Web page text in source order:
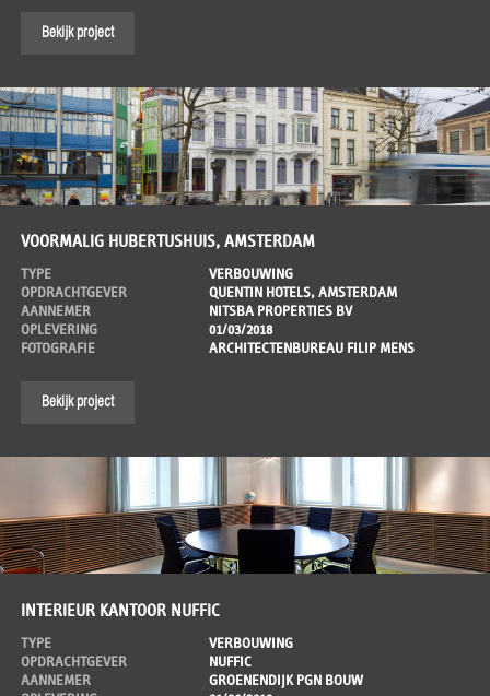
Bekijk project
VOORMALIG HUBERTUSHUIS, AMSTERDAM
TYPE
VERBOUWING
OPDRACHTGEVER
QUENTIN HOTELS, AMSTERDAM
AANNEMER
NITSBA PROPERTIES BV
OPLEVERING
01/03/2018
FOTOGRAFIE
ARCHITECTENBUREAU FILIP MENS
Bekijk project
INTERIEUR KANTOOR NUFFIC
TYPE
VERBOUWING
OPDRACHTGEVER
NUFFIC
AANNEMER
GROENENDIJK PGN BOUW